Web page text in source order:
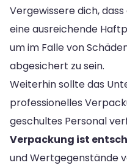
Vergewissere dich,
eine ausreichende
um im Falle von
abgesichert zu sein.
Weiterhin sollte das
professionelles
geschultes Personal
Verpackung ist
und Wertgegenstände